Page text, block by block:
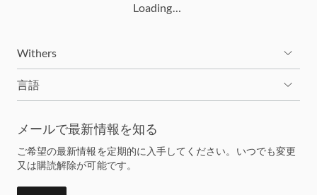
Loading…
Withers
言語
メールで最新情報を知る
ご希望の最新情報を定期的に入手してください。いつでも変更
又は購読解除が可能です。